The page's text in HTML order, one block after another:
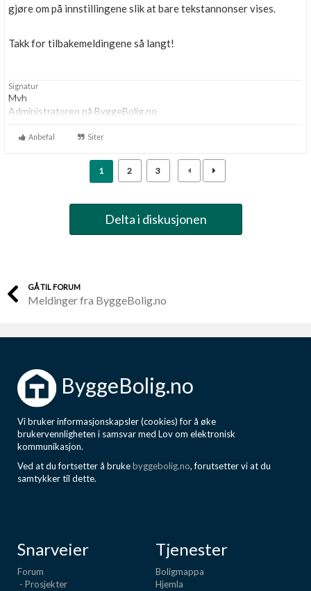
gjøre om på innstillingene slik at bare tekstannonser vises.
Takk for tilbakemeldingene så langt!
Signatur
Mvh
Administratoren på ByggeBolig.no
Anbefal Siter
1 2 3
Delta i diskusjonen
GÅ TIL FORUM
Meldinger fra ByggeBolig.no
ByggeBolig.no
Vi bruker informasjonskapsler (cookies) for å øke
brukervennligheten i samsvar med Lov om elektronisk
kommunikasjon.
Ved at du fortsetter å brukebyggebolig.no, forutsetter vi at du
samtykker til dette.
Snarveier
Forum
- Prosjekter
Tjenester
Boligmappa
Hjemla